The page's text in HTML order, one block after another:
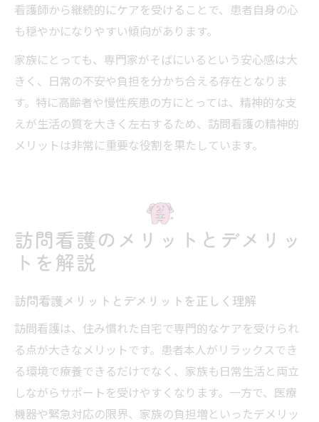
看護師から継続的にケアを受けることで、患者自身の心
も穏やかになりやすい傾向があります。
家族にとっても、専門家がそばにいるという安心感は大
きく、日常の不安や負担を分かち合える存在となりま
す。特に高齢者や慢性疾患の方にとっては、精神的な支
えが生活の質を大きく左右するため、訪問看護の精神的
メリットは非常に重要な役割を果たしています。
訪問看護のメリットとデメリッ
トを解説
訪問看護メリットとデメリットを正しく理解
訪問看護は、住み慣れた自宅で専門的なケアを受けられ
る点が大きなメリットです。患者本人がリラックスでき
る環境で療養できるだけでなく、家族も日常生活と両立
しながらサポートを受けやすくなります。一方で、医療
機器や緊急対応の限界、家族の負担増といったデメリッ